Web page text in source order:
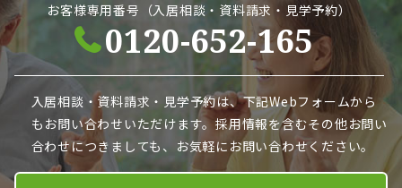
お客様専用番号（入居相談・資料請求・見学予約）
0120-652-165
入居相談・資料請求・見学予約は、下記Webフォームから
も お問い合わせいただけます。採用情報を含むその他お問い
合わせにつきましても、お気軽にお問い合わせください。